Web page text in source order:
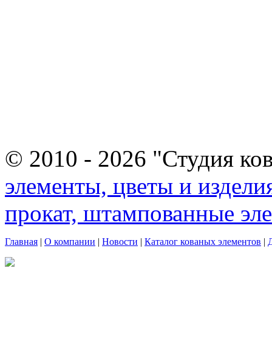
© 2010 - 2026 "Студия
элементы, цветы и
прокат, штампованные
Главная | О компании | Новости | Каталог кованых элементов |